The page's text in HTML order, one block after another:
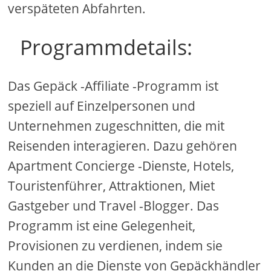
verspäteten Abfahrten.
Programmdetails:
Das Gepäck -Affiliate -Programm ist
speziell auf Einzelpersonen und
Unternehmen zugeschnitten, die mit
Reisenden interagieren. Dazu gehören
Apartment Concierge -Dienste, Hotels,
Touristenführer, Attraktionen, Miet
Gastgeber und Travel -Blogger. Das
Programm ist eine Gelegenheit,
Provisionen zu verdienen, indem sie
Kunden an die Dienste von Gepäckhändler